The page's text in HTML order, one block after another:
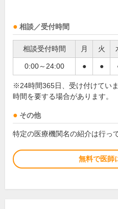
相談／受付時間
相談受付時間 月 火
0:00～24:00 ● ●
※24時間365日、受け付けてい
時間を要する場合があります。
その他
特定の医療機関名の紹介は行っ
無料で医師